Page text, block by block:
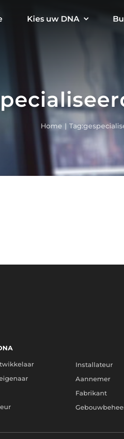
Kies uw DNA
Home Tag:
Installateur
Aannemer
Fabrikant